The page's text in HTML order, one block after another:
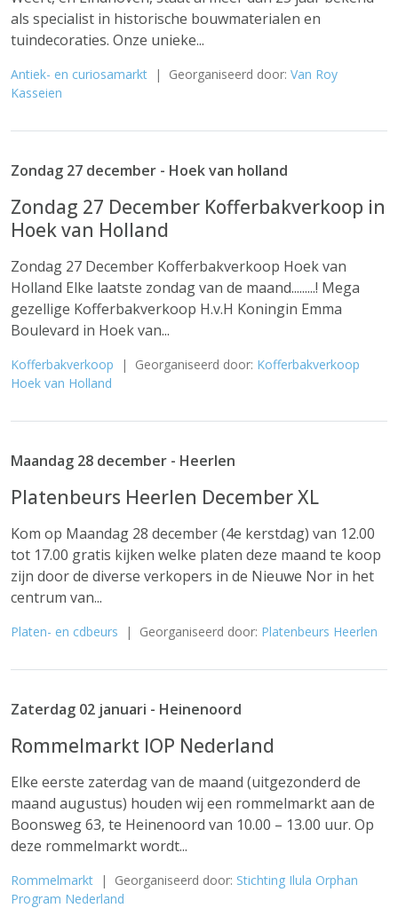
als specialist in historische bouwmaterialen en
tuindecoraties. Onze unieke...
Antiek- en curiosamarkt | Georganiseerd door: Van Roy
Kasseien
Zondag 27 december - Hoek van holland
Zondag 27 December Kofferbakverkoop in
Hoek van Holland
Zondag 27 December Kofferbakverkoop Hoek van
Holland Elke laatste zondag van de maand.........! Mega
gezellige Kofferbakverkoop H.v.H Koningin Emma
Boulevard in Hoek van...
Kofferbakverkoop | Georganiseerd door: Kofferbakverkoop
Hoek van Holland
Maandag 28 december - Heerlen
Platenbeurs Heerlen December XL
Kom op Maandag 28 december (4e kerstdag) van 12.00
tot 17.00 gratis kijken welke platen deze maand te koop
zijn door de diverse verkopers in de Nieuwe Nor in het
centrum van...
Platen- en cdbeurs | Georganiseerd door: Platenbeurs Heerlen
Zaterdag 02 januari - Heinenoord
Rommelmarkt IOP Nederland
Elke eerste zaterdag van de maand (uitgezonderd de
maand augustus) houden wij een rommelmarkt aan de
Boonsweg 63, te Heinenoord van 10.00 – 13.00 uur. Op
deze rommelmarkt wordt...
Rommelmarkt | Georganiseerd door: Stichting Ilula Orphan
Program Nederland